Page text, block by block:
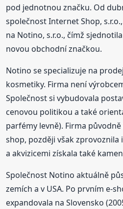
pod jednotnou značku. Od
společnost Internet Shop,
na Notino, s.r.o., čímž
novou obchodní značkou.
Notino se specializuje na
kosmetiky. Firma není
Společnost si vybudovala
cenovou politikou a také
parfémy levně). Firma
shop, později však zprovoznila
a akvizicemi získala také
Společnost Notino aktuálně
zemích a v USA. Po prvním e-
expandovala na Slovensko